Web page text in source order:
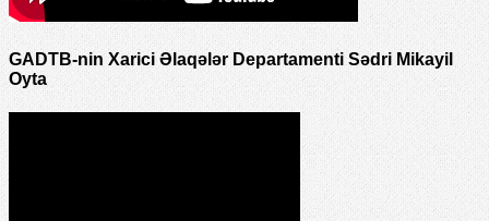
GADTB-nin Xarici Əlaqələr Departamenti Sədri Mikayil
Oyta